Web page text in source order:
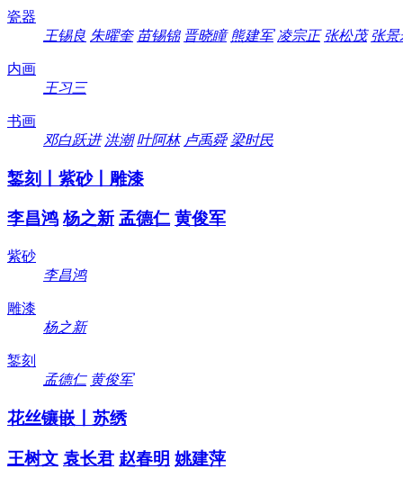
瓷器
王锡良 朱曜奎 苗锡锦 晋晓瞳 熊建军 凌宗正 张松茂 张景
内画
王习三
书画
邓白跃进 洪潮 叶阿林 卢禹舜 梁时民
錾刻丨紫砂丨雕漆
李昌鸿 杨之新 孟德仁 黄俊军
紫砂
李昌鸿
雕漆
杨之新
錾刻
孟德仁 黄俊军
花丝镶嵌丨苏绣
王树文 袁长君 赵春明 姚建萍